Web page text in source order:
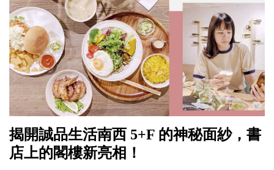
揭開誠品生活南西 5+F 的神秘面紗，書
店上的閣樓新亮相！